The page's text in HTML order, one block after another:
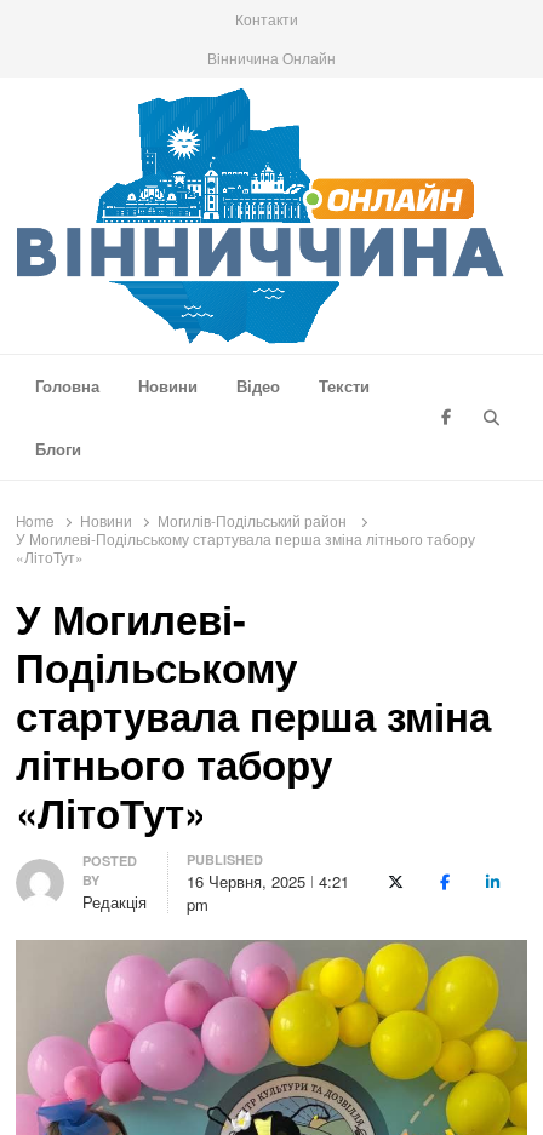
Контакти
Вінничина Онлайн
Головна
Новини Відео Тексти
Блоги
Home Новини
Могилів-Подільський район
У Могилеві-Подільському стартувала перша зміна літнього табору
«ЛітоТут»
У Могилеві-
Подільському
стартувала перша зміна
літнього табору
«ЛітоТут»
Author
POSTED
BY
Редакція
PUBLISHED
16 Червня, 2025 4:21
pm
X (Twitter)Facebook